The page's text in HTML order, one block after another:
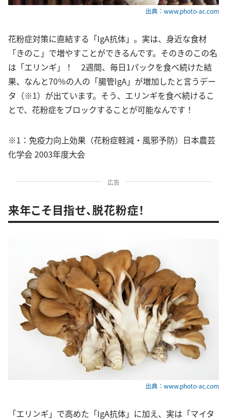
出典：www.photo-ac.com
花粉症対策に直結する「IgA抗体」。実は、身近な食材
「きのこ」で増やすことができるんです。そのきのこの名
は「エリンギ」！ 2週間、毎日1パックを食べ続けた結
果、なんと70％の人の「腸管IgA」が増加したと言うデー
タ（※1）が出ています。そう、エリンギを食べ続けるこ
とで、花粉症をブロックすることが可能なんです！
※1：免疫力向上効果（花粉症軽減・風邪予防）日本農芸
化学会 2003年度大会
広告
来年こそ目指せ、脱花粉症！
出典：www.photo-ac.com
「エリンギ」で高めた「IgA抗体」に加え、実は「マイタ